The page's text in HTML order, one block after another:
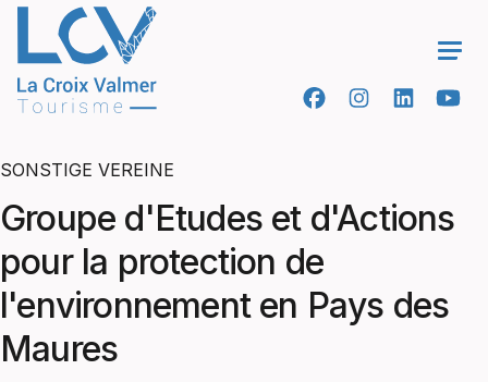
SONSTIGE VEREINE
Groupe d'Etudes et d'Actions
pour la protection de
l'environnement en Pays des
Maures